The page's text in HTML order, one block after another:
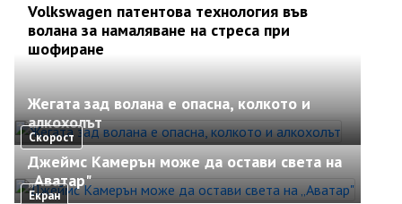
Volkswagen патентова технология във
волана за намаляване на стреса при
шофиране
Скорост
Жегата зад волана е опасна, колкото и
алкохолът
Екран
Джеймс Камерън може да остави света на
„Аватар"